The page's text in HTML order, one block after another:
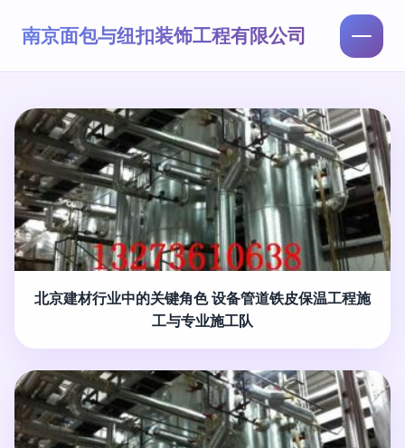
南京面包与纽扣装饰工程有限公司
北京建材行业中的关键角色 设备管道铁皮保温工程施
工与专业施工队